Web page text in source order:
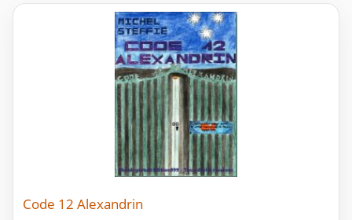
Code 12 Alexandrin